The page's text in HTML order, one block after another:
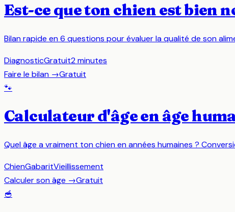
Est-ce que ton chien est bien
Bilan rapide en 6 questions pour évaluer la qualité de son
DiagnosticGratuit2 minutes
Faire le bilan →Gratuit
🐾
Calculateur d'âge en âge
Quel âge a vraiment ton chien en années humaines ?
ChienGabaritVieillissement
Calculer son âge →Gratuit
🥣